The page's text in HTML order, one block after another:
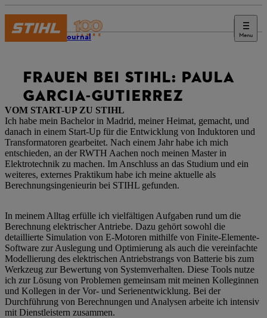
Menu
STIHL Journal
FRAUEN BEI STIHL: PAULA
GARCIA-GUTIERREZ
VOM START-UP ZU STIHL
Ich habe mein Bachelor in Madrid, meiner Heimat, gemacht, und
danach in einem Start-Up für die Entwicklung von Induktoren und
Transformatoren gearbeitet. Nach einem Jahr habe ich mich
entschieden, an der RWTH Aachen noch meinen Master in
Elektrotechnik zu machen. Im Anschluss an das Studium und ein
weiteres, externes Praktikum habe ich meine aktuelle als
Berechnungsingenieurin bei STIHL gefunden.
In meinem Alltag erfülle ich vielfältigen Aufgaben rund um die
Berechnung elektrischer Antriebe. Dazu gehört sowohl die
detaillierte Simulation von E-Motoren mithilfe von Finite-Elemente-
Software zur Auslegung und Optimierung als auch die vereinfachte
Modellierung des elektrischen Antriebstrangs von Batterie bis zum
Werkzeug zur Bewertung von Systemverhalten. Diese Tools nutze
ich zur Lösung von Problemen gemeinsam mit meinen Kolleginnen
und Kollegen in der Vor- und Serienentwicklung. Bei der
Durchführung von Berechnungen und Analysen arbeite ich intensiv
mit Dienstleistern zusammen.